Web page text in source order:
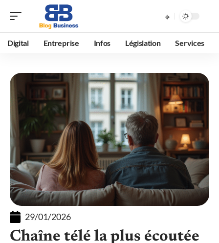
Digital Entreprise Infos Législation Services
29/01/2026
Chaîne télé la plus écoutée